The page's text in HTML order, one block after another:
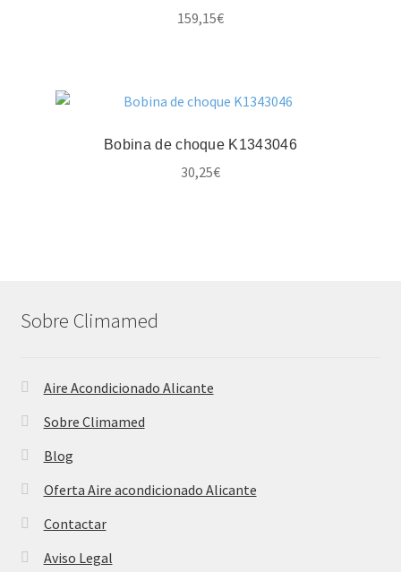
159,15€
Bobina de choque K1343046
30,25€
Sobre Climamed
Aire Acondicionado Alicante
Sobre Climamed
Blog
Oferta Aire acondicionado Alicante
Contactar
Aviso Legal